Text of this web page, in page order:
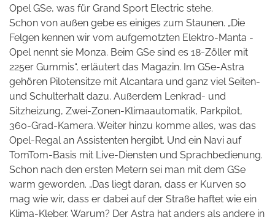
Opel GSe, was für Grand Sport Electric stehe.
Schon von außen gebe es einiges zum Staunen. „Die
Felgen kennen wir vom aufgemotzten Elektro-Manta -
Opel nennt sie Monza. Beim GSe sind es 18-Zöller mit
225er Gummis“, erläutert das Magazin. Im GSe-Astra
gehören Pilotensitze mit Alcantara und ganz viel Seiten-
und Schulterhalt dazu. Außerdem Lenkrad- und
Sitzheizung, Zwei-Zonen-Klimaautomatik, Parkpilot,
360-Grad-Kamera. Weiter hinzu komme alles, was das
Opel-Regal an Assistenten hergibt. Und ein Navi auf
TomTom-Basis mit Live-Diensten und Sprachbedienung.
Schon nach den ersten Metern sei man mit dem GSe
warm geworden. „Das liegt daran, dass er Kurven so
mag wie wir, dass er dabei auf der Straße haftet wie ein
Klima-Kleber. Warum? Der Astra hat anders als andere in